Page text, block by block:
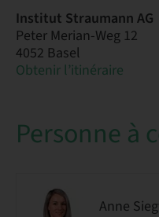
Institut Straumann AG
Peter Merian-Weg 12
4052 Basel
Obtenir l’itinéraire
Personne à
Anne